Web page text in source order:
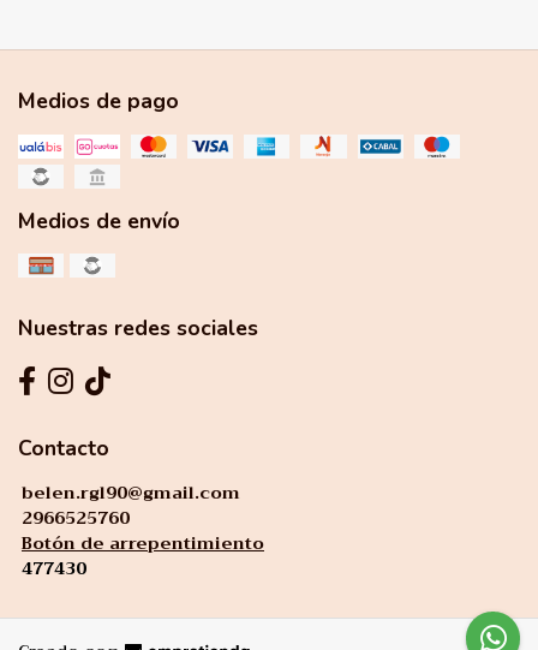
Medios de pago
Medios de envío
Nuestras redes sociales
Contacto
belen.rgl90@gmail.com
2966525760
Botón de arrepentimiento
477430